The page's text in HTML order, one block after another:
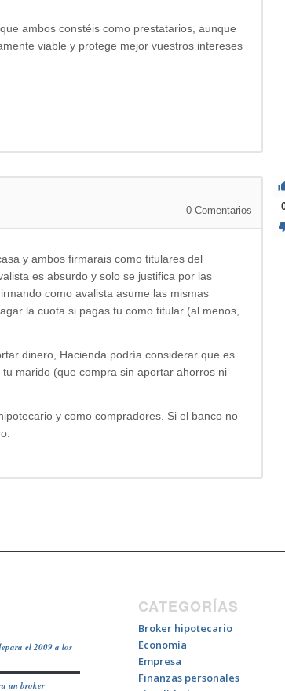
ambos constéis como prestatarios, aunque
viable y protege mejor vuestros intereses
0 Comentarios
y ambos firmarais como titulares del
es absurdo y solo se justifica por las
como avalista asume las mismas
la cuota si pagas tu como titular (al menos,
dinero, Hacienda podría considerar que es
marido (que compra sin aportar ahorros ni
y como compradores. Si el banco no
el 2009 a los
un broker
CATEGORÍAS
Broker hipotecario
Economía
Empresa
Finanzas personales